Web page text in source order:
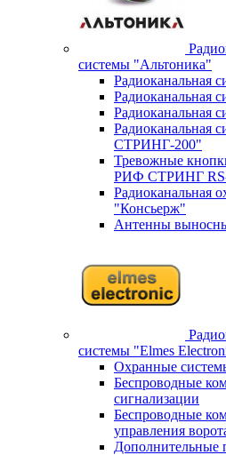
системы "Альтоника"
Радиоканальная
Радиоканальная
Радиоканальная
Радиоканальная
СТРИНГ-200"
Тревожные
РИФ СТРИНГ RS-
Радиоканальная
"Консьерж"
Антенны
системы "Elmes
Охранные
Беспроводные
сигнализации
Беспроводные
управления
Дополнительные